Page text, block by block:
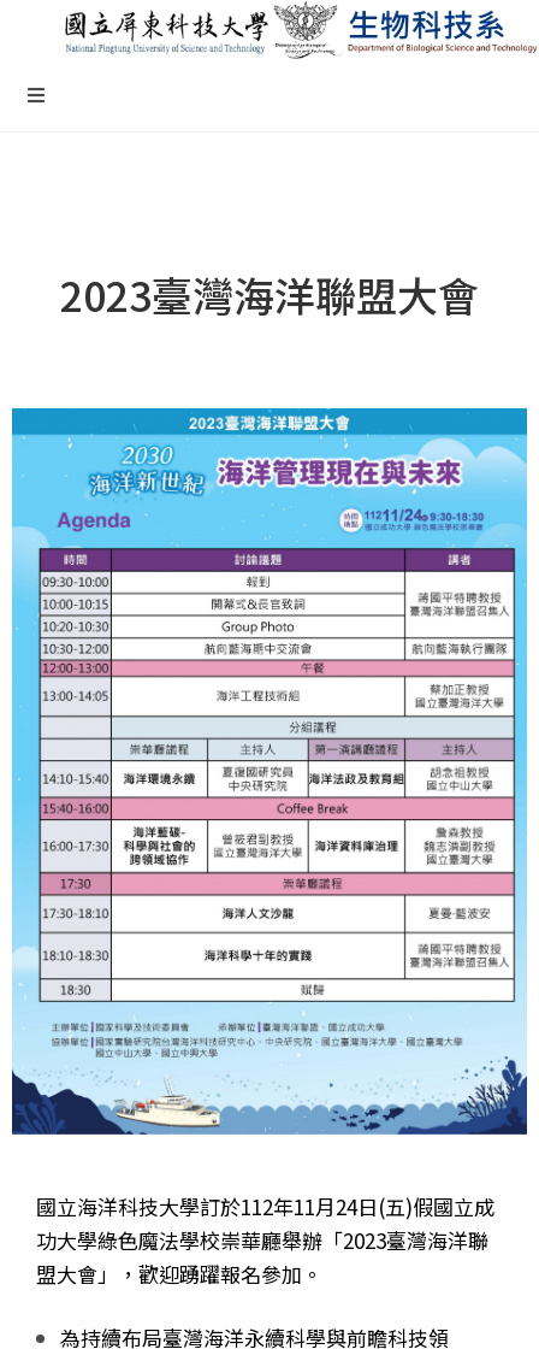
2023臺灣海洋聯盟大會
國立海洋科技大學訂於112年11月24日(五)假國立成
功大學綠色魔法學校崇華廳舉辦「2023臺灣海洋聯
盟大會」，歡迎踴躍報名參加。
為持續布局臺灣海洋永續科學與前瞻科技領